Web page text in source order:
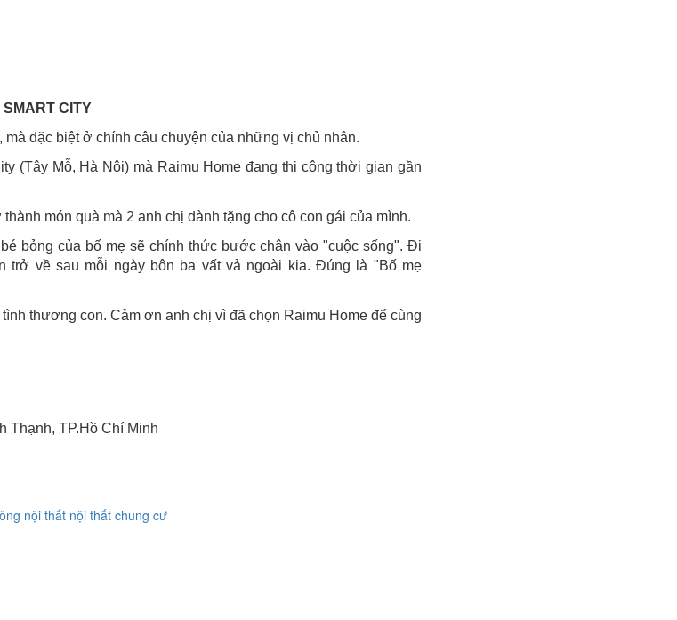
SMART CITY
đặc biệt ở chính câu chuyện của những vị chủ nhân.
(Tây Mỗ, Hà Nội) mà Raimu Home đang thi công thời gian gần
món quà mà 2 anh chị dành tặng cho cô con gái của mình.
bỏng của bố mẹ sẽ chính thức bước chân vào "cuộc sống". Đi
trở về sau mỗi ngày bôn ba vất vả ngoài kia. Đúng là "Bố mẹ
thương con. Cảm ơn anh chị vì đã chọn Raimu Home để cùng
Thạnh, TP.Hồ Chí Minh
nội thất nội thất chung cư